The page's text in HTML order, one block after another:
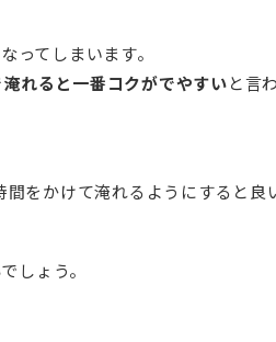
ってしまいます。
れると一番コクがでやすいと言
をかけて淹れるようにすると良
でしょう。